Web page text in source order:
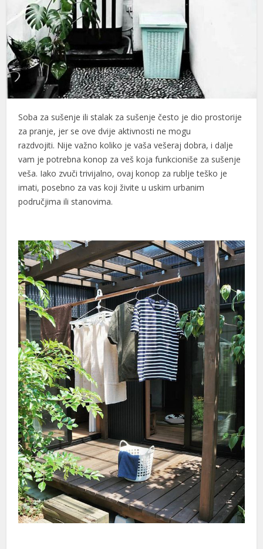
Soba za sušenje ili stalak za sušenje često je dio prostorije
za pranje, jer se ove dvije aktivnosti ne mogu
razdvojiti. Nije važno koliko je vaša vešeraj dobra, i dalje
vam je potrebna konop za veš koja funkcioniše za sušenje
veša. Iako zvuči trivijalno, ovaj konop za rublje teško je
imati, posebno za vas koji živite u uskim urbanim
područjima ili stanovima.